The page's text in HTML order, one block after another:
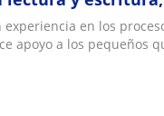
que se les
experiencia en los
apoyo a los pequeños